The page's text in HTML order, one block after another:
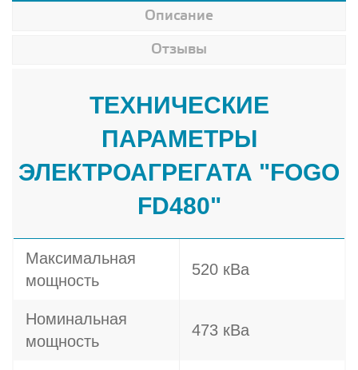
Описание
Отзывы
ТЕХНИЧЕСКИЕ
ПАРАМЕТРЫ
ЭЛЕКТРОАГРЕГАТА "FOGO
FD480"
Максимальная
мощность
520 кВа
Номинальная
мощность
473 кВа